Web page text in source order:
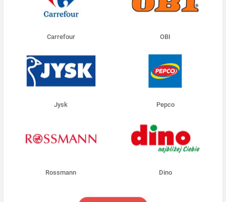
Carrefour OBI
Jysk Pepco
Rossmann Dino